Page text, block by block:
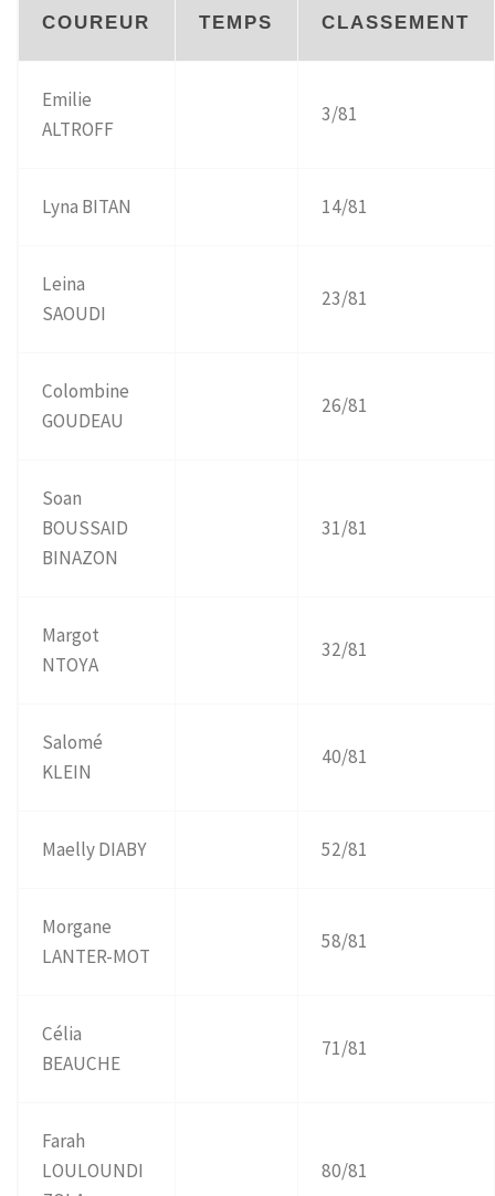
COUREUR TEMPS CLASSEMENT
Emilie
ALTROFF
3/81
Lyna BITAN 14/81
Leina
SAOUDI
23/81
Colombine
GOUDEAU
26/81
Soan
BOUSSAID
BINAZON
31/81
Margot
NTOYA
32/81
Salomé
KLEIN
40/81
Maelly DIABY 52/81
Morgane
LANTER-MOT
58/81
Célia
BEAUCHE
71/81
Farah
LOULOUNDI
80/81